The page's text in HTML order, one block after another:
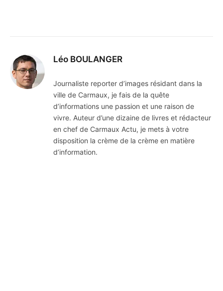
Léo BOULANGER
Journaliste reporter d’images résidant dans la
ville de Carmaux, je fais de la quête
d’informations une passion et une raison de
vivre. Auteur d’une dizaine de livres et rédacteur
en chef de Carmaux Actu, je mets à votre
disposition la crème de la crème en matière
d’information.